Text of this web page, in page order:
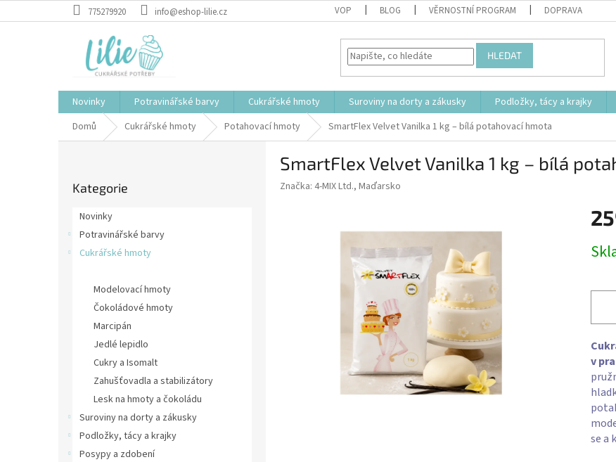
na
775279920 info@eshop-lilie.cz VOP BLOG VĚRNOSTNÍ PROGRAM DOPRAVA
HLEDAT
Novinky Potravinářské barvy Cukrářské hmoty Suroviny na dorty a zákusky Podložky, tácy a krajky
Domů
Cukrářské hmoty Potahovací hmoty SmartFlex Velvet Vanilka 1 kg – bílá potahovací hmota
kategorie
Kategorie
Novinky
Potravinářské barvy
Cukrářské hmoty
Modelovací hmoty
Čokoládové hmoty
Marcipán
Jedlé lepidlo
Cukry a Isomalt
Zahušťovadla a stabilizátory
Lesk na hmoty a čokoládu
Suroviny na dorty a zákusky
Podložky, tácy a krajky
Posypy a zdobení
SmartFlex Velvet Vanilka 1 kg – bílá
Značka: 4-MIX Ltd., Maďarsko
cena:
v
se a